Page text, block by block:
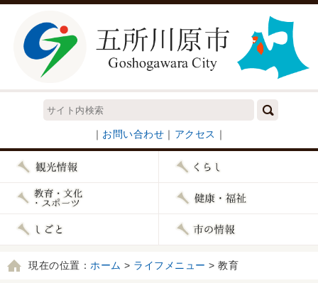
｜ お問い合わせ ｜ アクセス ｜
現在の位置： ホーム > ライフメニュー > 教育